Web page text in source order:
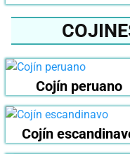
Cojín peruano
Cojín